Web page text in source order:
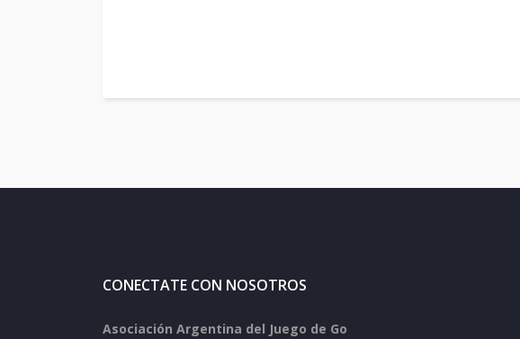
CONECTATE CON NOSOTROS
Asociación Argentina del Juego de Go